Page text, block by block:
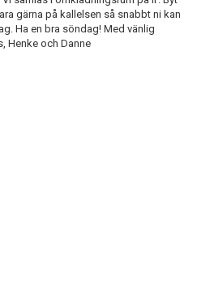
gärna på kallelsen så snabbt ni kan
Ha en bra söndag! Med vänlig
Henke och Danne